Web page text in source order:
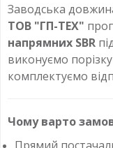
Заводська
ТОВ "ГП-ТЕХ"
напрямних SBR
виконуємо
комплектуємо
Чому варто